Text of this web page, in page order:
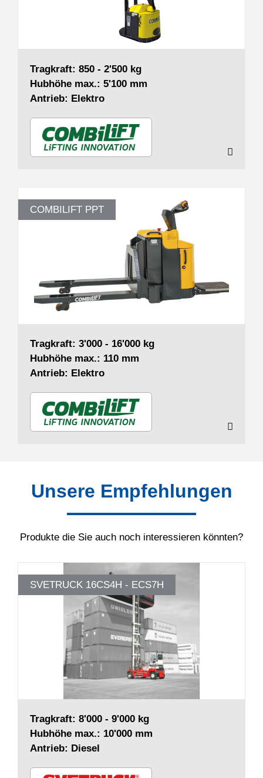
Tragkraft: 850 - 2'500 kg
Hubhöhe max.: 5'100 mm
Antrieb: Elektro
COMBILIFT PPT
Tragkraft: 3'000 - 16'000 kg
Hubhöhe max.: 110 mm
Antrieb: Elektro
Unsere Empfehlungen
Produkte die Sie auch noch interessieren könnten?
SVETRUCK 16CS4H - ECS7H
Tragkraft: 8'000 - 9'000 kg
Hubhöhe max.: 10'000 mm
Antrieb: Diesel